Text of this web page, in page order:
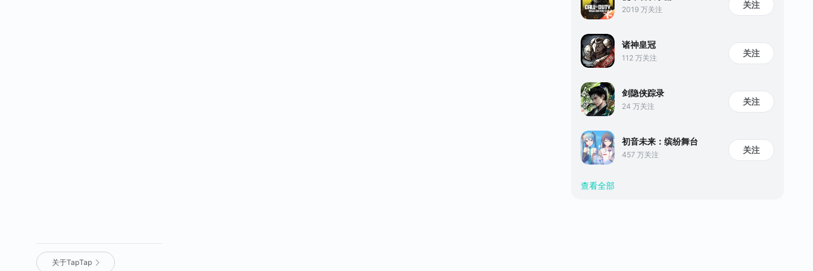
关于TapTap
2019 万关注 关注
诸神皇冠
112 万关注 关注
剑隐侠踪录
24 万关注 关注
初音未来：缤纷舞台
457 万关注 关注
查看全部